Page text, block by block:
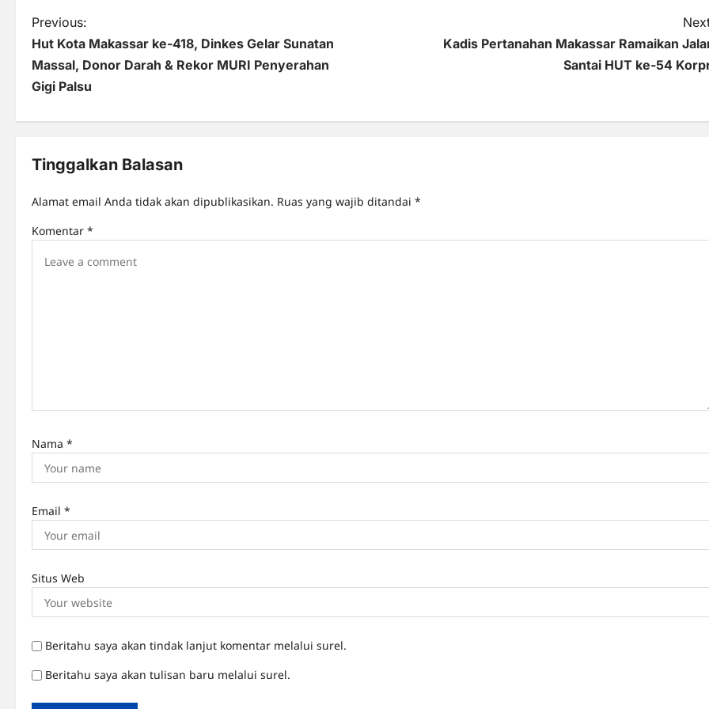
P
o
s
a
v
i
Previous:
Hut Kota Makassar ke-418, Dinkes Gelar Sunatan
Massal, Donor Darah & Rekor MURI Penyerahan
Gigi Palsu
Kadis Pertanahan Makassar Ramaikan
Santai HUT ke-54
Tinggalkan Balasan
Alamat email Anda tidak akan dipublikasikan. Ruas yang wajib ditandai *
Komentar *
Nama *
Email *
Situs Web
Beritahu saya akan tindak lanjut komentar melalui surel.
Beritahu saya akan tulisan baru melalui surel.